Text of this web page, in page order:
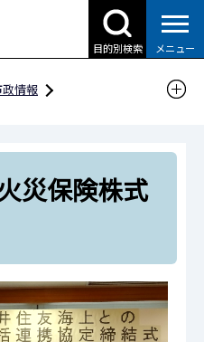
目的別検索 メニュー
情報
ド・デスク（公民連携の窓
取組
株式会社との取組
災保険株式